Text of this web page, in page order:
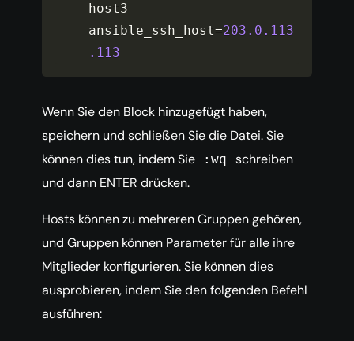
host3
ansible_ssh_host=203.0 .113
.113
Wenn Sie den Block hinzugefügt haben,
speichern und schließen Sie die Datei. Sie
können dies tun, indem Sie
:wq
schreiben
und dann ENTER drücken.
Hosts können zu mehreren Gruppen gehören,
und Gruppen können Parameter für alle ihre
Mitglieder konfigurieren. Sie können dies
ausprobieren, indem Sie den folgenden Befehl
ausführen: